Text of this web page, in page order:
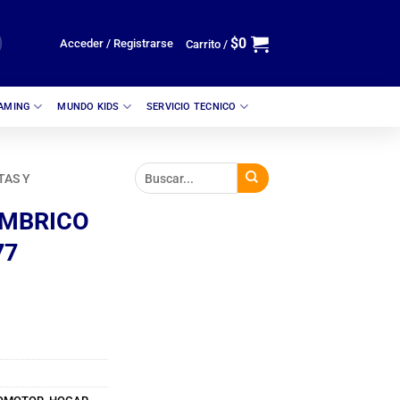
Acceder / Registrarse Carrito / $0
MUNDO KIDS SERVICIO TECNICO
Y